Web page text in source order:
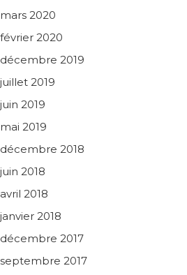
mars 2020
février 2020
décembre 2019
juillet 2019
juin 2019
mai 2019
décembre 2018
juin 2018
avril 2018
janvier 2018
décembre 2017
septembre 2017